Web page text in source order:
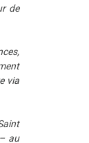
de
via
au